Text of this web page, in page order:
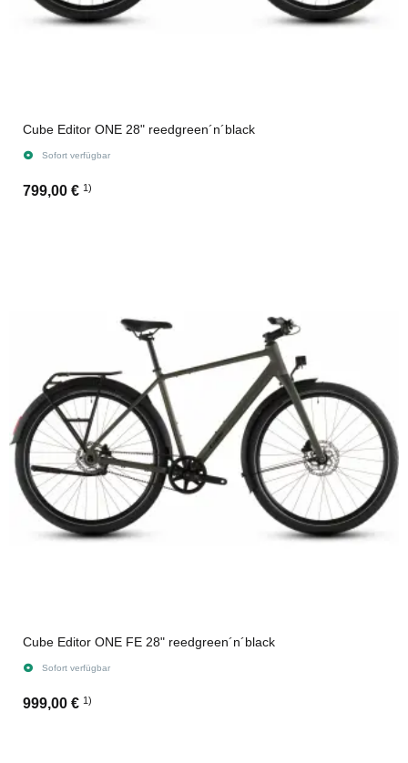
Cube Editor ONE 28" reedgreen´n´black
Sofort verfügbar
799,00 € 1)
Cube Editor ONE FE 28" reedgreen´n´black
Sofort verfügbar
999,00 € 1)